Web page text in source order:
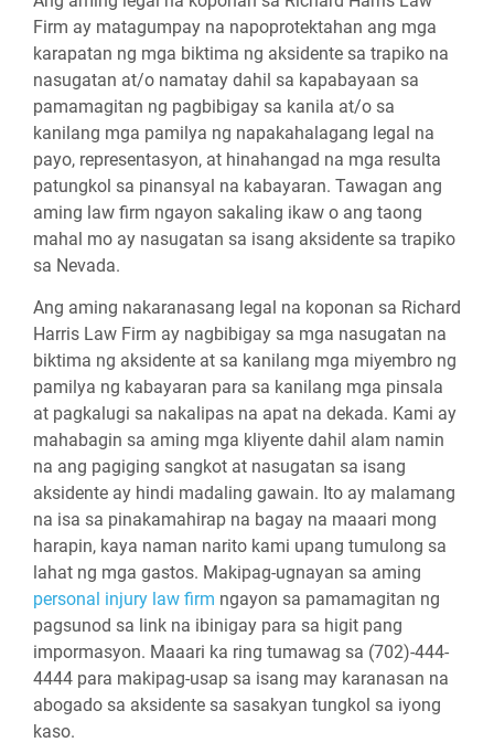
Firm ay matagumpay na napoprotektahan ang mga
karapatan ng mga biktima ng aksidente sa trapiko na
nasugatan at/o namatay dahil sa kapabayaan sa
pamamagitan ng pagbibigay sa kanila at/o sa
kanilang mga pamilya ng napakahalagang legal na
payo, representasyon, at hinahangad na mga resulta
patungkol sa pinansyal na kabayaran. Tawagan ang
aming law firm ngayon sakaling ikaw o ang taong
mahal mo ay nasugatan sa isang aksidente sa trapiko
sa Nevada.
Ang aming nakaranasang legal na koponan sa Richard
Harris Law Firm ay nagbibigay sa mga nasugatan na
biktima ng aksidente at sa kanilang mga miyembro ng
pamilya ng kabayaran para sa kanilang mga pinsala
at pagkalugi sa nakalipas na apat na dekada. Kami ay
mahabagin sa aming mga kliyente dahil alam namin
na ang pagiging sangkot at nasugatan sa isang
aksidente ay hindi madaling gawain. Ito ay malamang
na isa sa pinakamahirap na bagay na maaari mong
harapin, kaya naman narito kami upang tumulong sa
lahat ng mga gastos. Makipag-ugnayan sa aming
personal injury law firm ngayon sa pamamagitan ng
pagsunod sa link na ibinigay para sa higit pang
impormasyon. Maaari ka ring tumawag sa (702)-444-
4444 para makipag-usap sa isang may karanasan na
abogado sa aksidente sa sasakyan tungkol sa iyong
kaso.